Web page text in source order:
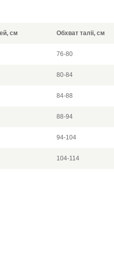
см Обхват талії, см
76-80
80-84
84-88
88-94
94-104
104-114